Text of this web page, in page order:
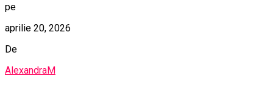
pe
aprilie 20, 2026
De
AlexandraM